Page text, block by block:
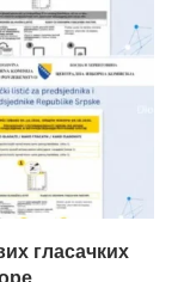
гласачких